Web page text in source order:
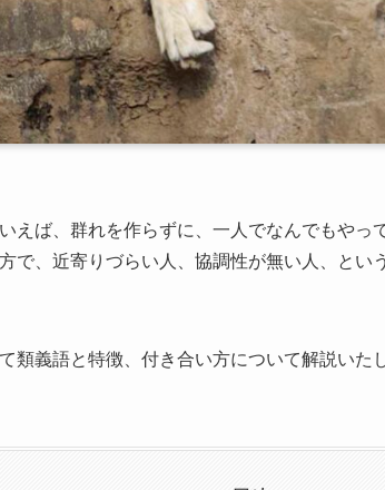
えば、群れを作らずに、一人でなんでもやっ
で、近寄りづらい人、協調性が無い人、とい
類義語と特徴、付き合い方について解説いた